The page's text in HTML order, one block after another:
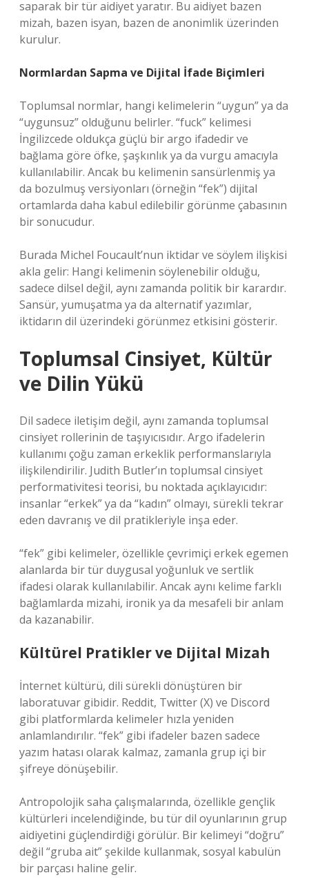
saparak bir tür aidiyet yaratır. Bu aidiyet bazen
mizah, bazen isyan, bazen de anonimlik üzerinden
kurulur.
Normlardan Sapma ve Dijital İfade Biçimleri
Toplumsal normlar, hangi kelimelerin “uygun” ya da
“uygunsuz” olduğunu belirler. “fuck” kelimesi
İngilizcede oldukça güçlü bir argo ifadedir ve
bağlama göre öfke, şaşkınlık ya da vurgu amacıyla
kullanılabilir. Ancak bu kelimenin sansürlenmiş ya
da bozulmuş versiyonları (örneğin “fek”) dijital
ortamlarda daha kabul edilebilir görünme çabasının
bir sonucudur.
Burada Michel Foucault’nun iktidar ve söylem ilişkisi
akla gelir: Hangi kelimenin söylenebilir olduğu,
sadece dilsel değil, aynı zamanda politik bir karardır.
Sansür, yumuşatma ya da alternatif yazımlar,
iktidarın dil üzerindeki görünmez etkisini gösterir.
Toplumsal Cinsiyet, Kültür
ve Dilin Yükü
Dil sadece iletişim değil, aynı zamanda toplumsal
cinsiyet rollerinin de taşıyıcısıdır. Argo ifadelerin
kullanımı çoğu zaman erkeklik performanslarıyla
ilişkilendirilir. Judith Butler’ın toplumsal cinsiyet
performativitesi teorisi, bu noktada açıklayıcıdır:
insanlar “erkek” ya da “kadın” olmayı, sürekli tekrar
eden davranış ve dil pratikleriyle inşa eder.
“fek” gibi kelimeler, özellikle çevrimiçi erkek egemen
alanlarda bir tür duygusal yoğunluk ve sertlik
ifadesi olarak kullanılabilir. Ancak aynı kelime farklı
bağlamlarda mizahi, ironik ya da mesafeli bir anlam
da kazanabilir.
Kültürel Pratikler ve Dijital Mizah
İnternet kültürü, dili sürekli dönüştüren bir
laboratuvar gibidir. Reddit, Twitter (X) ve Discord
gibi platformlarda kelimeler hızla yeniden
anlamlandırılır. “fek” gibi ifadeler bazen sadece
yazım hatası olarak kalmaz, zamanla grup içi bir
şifreye dönüşebilir.
Antropolojik saha çalışmalarında, özellikle gençlik
kültürleri incelendiğinde, bu tür dil oyunlarının grup
aidiyetini güçlendirdiği görülür. Bir kelimeyi “doğru”
değil “gruba ait” şekilde kullanmak, sosyal kabulün
bir parçası haline gelir.